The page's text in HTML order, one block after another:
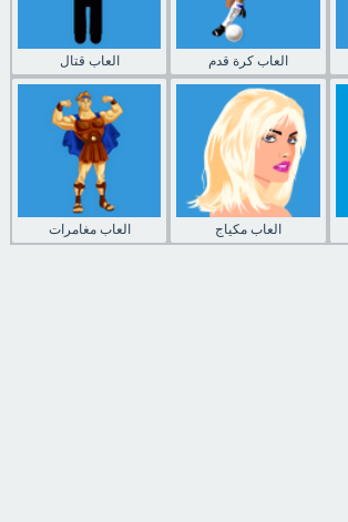
العاب قتال العاب كرة قدم
العاب مغامرات العاب مكياج